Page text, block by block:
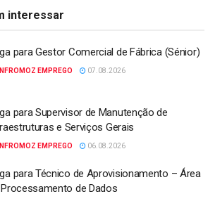
interessar
para Gestor Comercial de Fábrica (Sénior)
INFROMOZ EMPREGO 07.08.2026
para Supervisor de Manutenção de
e Serviços Gerais
INFROMOZ EMPREGO 06.08.2026
para Técnico de Aprovisionamento – Área
de Dados